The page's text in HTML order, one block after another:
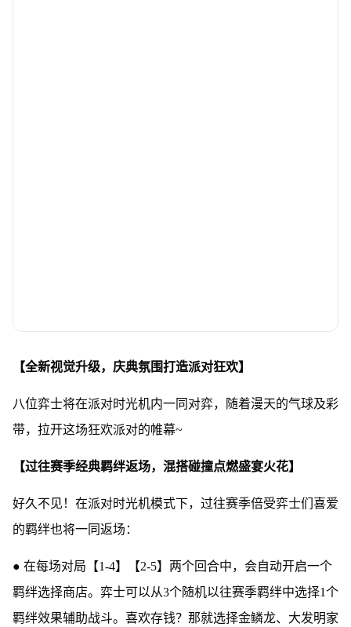
【全新视觉升级，庆典氛围打造派对狂欢】
八位弈士将在派对时光机内一同对弈，随着漫天的气球及彩
带，拉开这场狂欢派对的帷幕~
【过往赛季经典羁绊返场，混搭碰撞点燃盛宴火花】
好久不见！在派对时光机模式下，过往赛季倍受弈士们喜爱
的羁绊也将一同返场：
● 在每场对局【1-4】【2-5】两个回合中，会自动开启一个
羁绊选择商店。弈士可以从3个随机以往赛季羁绊中选择1个
羁绊效果辅助战斗。喜欢存钱？那就选择金鳞龙、大发明家